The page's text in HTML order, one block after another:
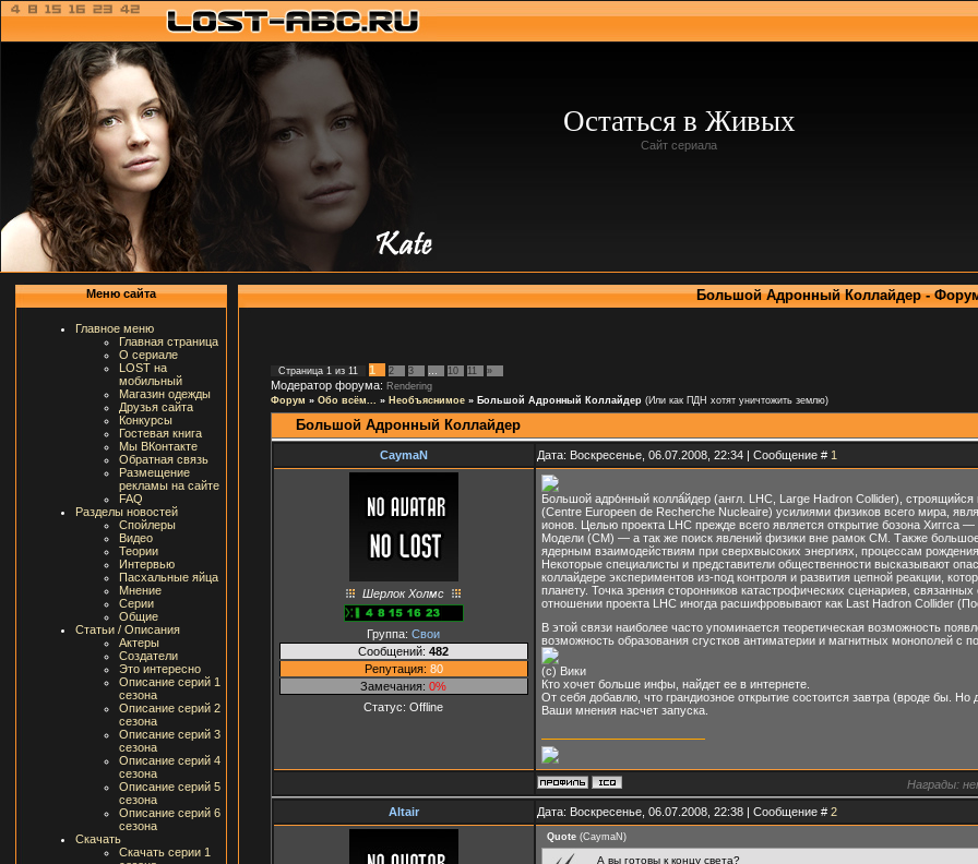
Остаться в Живых
Сайт сериала
Меню сайта
Главное меню
Главная страница
О сериале
LOST на
мобильный
Магазин одежды
Друзья сайта
Конкурсы
Гостевая книга
Мы ВКонтакте
Обратная связь
Размещение
рекламы на сайте
FAQ
Разделы новостей
Спойлеры
Видео
Теории
Интервью
Пасхальные яйца
Мнение
Серии
Общие
Статьи / Описания
Актеры
Создатели
Это интересно
Описание серий 1
сезона
Описание серий 2
сезона
Описание серий 3
сезона
Описание серий 4
сезона
Описание серий 5
сезона
Описание серий 6
сезона
Скачать
Скачать серии 1
Большой Адронный Коллайдер -
Страница 1 из 11 1 2 3 10 11 »
Модератор форума: Rendering
Форум » Обо всём... » Необъяснимое » Большой Адронный Коллайдер (Или как ПДН хотят уничтожить землю)
Большой Адронный Коллайдер
CaymaN Дата: Воскресенье, 06.07.2008, 22:34 | Сообщение # 1
Шерлок Холмс
Группа: Свои
Сообщений: 482
Репутация: 80
Замечания: 0%
Статус: Offline
Большой адро́нный колла́́йдер (англ. LHC, Large Hadron Collider),
(Centre Europeen de Recherche Nucleaire) усилиями физиков всего мира,
ионов. Целью проекта LHC прежде всего является открытие бозона
Модели (СМ) — а так же поиск явлений физики вне рамок СМ. Также
ядерным взаимодействиям при сверхвысоких энергиях, процессам
Некоторые специалисты и представители общественности высказывают
коллайдере экспериментов из-под контроля и развития цепной реакции,
планету. Точка зрения сторонников катастрофических сценариев,
отношении проекта LHC иногда расшифровывают как Last Hadron Collider
В этой связи наиболее часто упоминается теоретическая возможность
возможность образования сгустков антиматерии и магнитных монополей с
(с) Вики
Кто хочет больше инфы, найдет ее в интернете.
От себя добавлю, что грандиозное открытие состоится завтра (вроде бы. Но
Ваши мнения насчет запуска.
Награды:
Altair Дата: Воскресенье, 06.07.2008, 22:38 | Сообщение # 2
Quote(CaymaN )
А вы готовы к концу света?